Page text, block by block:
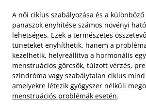
A női ciklus szabályozása és a
panaszok enyhítése számos növényi
lehetséges. Ezek a természetes
tüneteket enyhíthetik, hanem a
kezelhetik, helyreállítva a hormonális
menstruációs görcsök, túlzott vérzés,
szindróma vagy szabálytalan ciklus
amelyekre létezik gyógyszer nélküli
menstruációs problémák esetén.